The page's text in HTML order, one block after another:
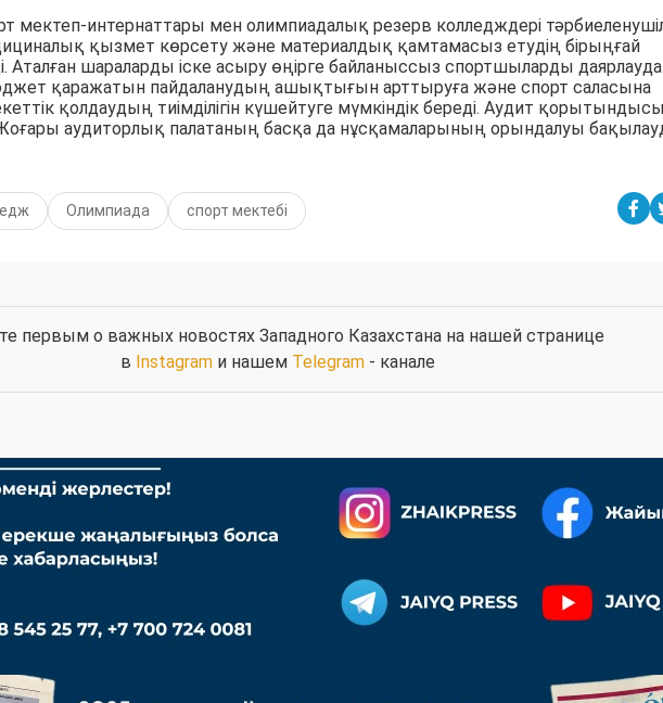
мектеп-интернаттары мен олимпиадалық резерв колледждері
қызмет көрсету және материалдық қамтамасыз етудің бірыңғай
Аталған шараларды іске асыру өңірге байланыссыз спортшыларды
қаражатын пайдаланудың ашықтығын арттыруға және спорт саласына
қолдаудың тиімділігін күшейтуге мүмкіндік береді. Аудит қорытындысы
аудиторлық палатаның басқа да нұсқамаларының орындалуы
Олимпиада спорт мектебі
первым о важных новостях Западного Казахстана на нашей странице
в Instagramи нашем Telegram- канале